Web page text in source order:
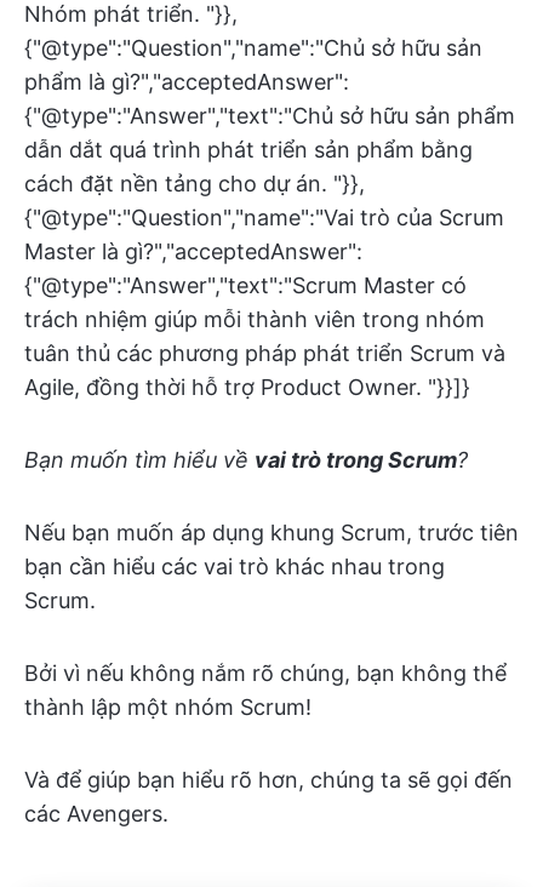
Nhóm phát triển. "}},
{"@type":"Question","name":"Chủ sở hữu sản
phẩm là gì?","acceptedAnswer":
{"@type":"Answer","text":"Chủ sở hữu sản phẩm
dẫn dắt quá trình phát triển sản phẩm bằng
cách đặt nền tảng cho dự án. "}},
{"@type":"Question","name":"Vai trò của Scrum
Master là gì?","acceptedAnswer":
{"@type":"Answer","text":"Scrum Master có
trách nhiệm giúp mỗi thành viên trong nhóm
tuân thủ các phương pháp phát triển Scrum và
Agile, đồng thời hỗ trợ Product Owner. "}}]}
Bạn muốn tìm hiểu về vai trò trong Scrum?
Nếu bạn muốn áp dụng khung Scrum, trước tiên
bạn cần hiểu các vai trò khác nhau trong
Scrum.
Bởi vì nếu không nắm rõ chúng, bạn không thể
thành lập một nhóm Scrum!
Và để giúp bạn hiểu rõ hơn, chúng ta sẽ gọi đến
các Avengers.